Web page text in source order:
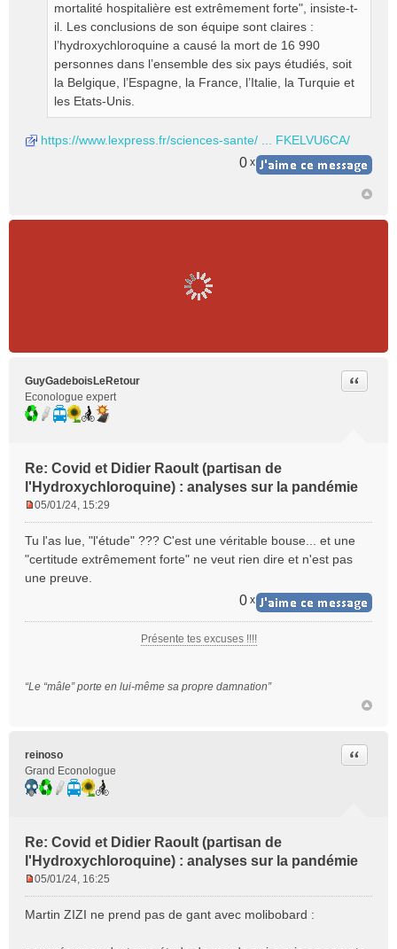
mortalité hospitalière est extrêmement forte", insiste-t-
il. Les conclusions de son équipe sont claires :
l’hydroxychloroquine a causé la mort de 16 990
personnes dans l’ensemble des six pays étudiés, soit
la Belgique, l’Espagne, la France, l’Italie, la Turquie et
les Etats-Unis.
https://www.lexpress.fr/sciences-sante/ ... FKELVU6CA/
0 x
GuyGadeboisLeRetour
Econologue expert
Re: Covid et Didier Raoult (partisan de
l'Hydroxychloroquine) : analyses sur la pandémie
Citer
s
s
a
u
05/01/24, 15:29
Tu l'as lue, "l'étude" ??? C'est une véritable bouse... et une
"certitude extrêmement forte" ne veut rien dire et n'est pas
une preuve.
0 x
Présente tes excuses !!!!
“Le “mâle” porte en lui-même sa propre damnation”
reinoso
Grand Econologue
Re: Covid et Didier Raoult (partisan de
l'Hydroxychloroquine) : analyses sur la pandémie
Citer
s
05/01/24, 16:25
Martin ZIZI ne prend pas de gant avec molibobard :